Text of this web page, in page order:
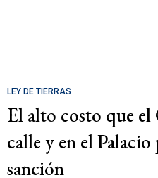
LEY DE TIERRAS
El alto costo que
calle y en el Palacio
sanción